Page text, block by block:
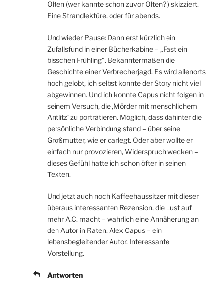
Olten (wer kannte schon zuvor Olten?!) skizziert.
Eine Strandlektüre, oder für abends.
Und wieder Pause: Dann erst kürzlich ein
Zufallsfund in einer Bücherkabine – „Fast ein
bisschen Frühling“. Bekanntermaßen die
Geschichte einer Verbrecherjagd. Es wird allenorts
hoch gelobt, ich selbst konnte der Story nicht viel
abgewinnen. Und ich konnte Capus nicht folgen in
seinem Versuch, die ‚Mörder mit menschlichem
Antlitz‘ zu porträtieren. Möglich, dass dahinter die
persönliche Verbindung stand – über seine
Großmutter, wie er darlegt. Oder aber wollte er
einfach nur provozieren, Widerspruch wecken –
dieses Gefühl hatte ich schon öfter in seinen
Texten.
Und jetzt auch noch Kaffeehaussitzer mit dieser
überaus interessanten Rezension, die Lust auf
mehr A.C. macht – wahrlich eine Annäherung an
den Autor in Raten. Alex Capus – ein
lebensbegleitender Autor. Interessante
Vorstellung.
Antworten